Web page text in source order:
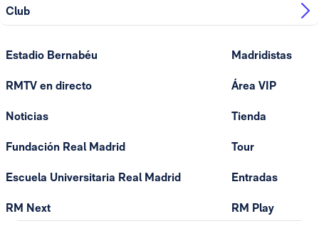
Club
Estadio Bernabéu
RMTV en directo
Noticias
Fundación Real Madrid
Escuela Universitaria Real Madrid
RM Next
Madridistas
Área VIP
Tienda
Tour
Entradas
RM Play